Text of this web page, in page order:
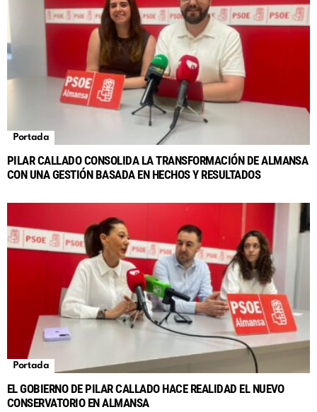
Portada
PILAR CALLADO CONSOLIDA LA TRANSFORMACIÓN DE ALMANSA
CON UNA GESTIÓN BASADA EN HECHOS Y RESULTADOS
Portada
EL GOBIERNO DE PILAR CALLADO HACE REALIDAD EL NUEVO
CONSERVATORIO EN ALMANSA